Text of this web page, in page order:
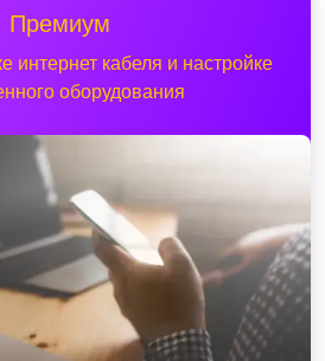
Премиум
интернет кабеля и настройке
оборудования